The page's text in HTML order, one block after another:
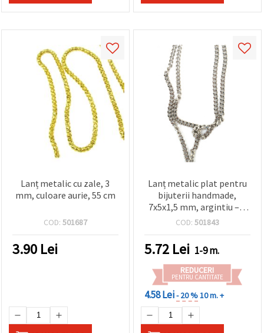
Lanț metalic cu zale, 3
mm, culoare aurie, 55 cm
COD: 501687
3.90 Lei
Lanț metalic plat pentru
bijuterii handmade,
7x5x1,5 mm, argintiu – 1
metru
COD: 501843
5.72 Lei 1-9 m.
REDUCERI
PENTRU CANTITATE
4.58 Lei- 20 %10 m. +